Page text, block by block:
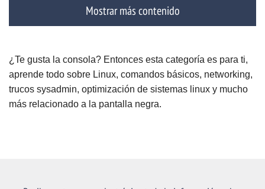
Mostrar más contenido
¿Te gusta la consola? Entonces esta categoría es para ti,
aprende todo sobre Linux, comandos básicos, networking,
trucos sysadmin, optimización de sistemas linux y mucho
más relacionado a la pantalla negra.